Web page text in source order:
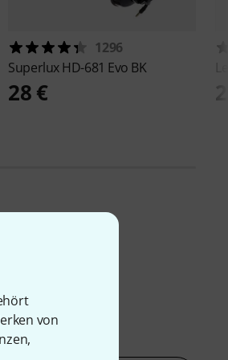
von
1296
SuperluxHD-681 Evo BK
28 €